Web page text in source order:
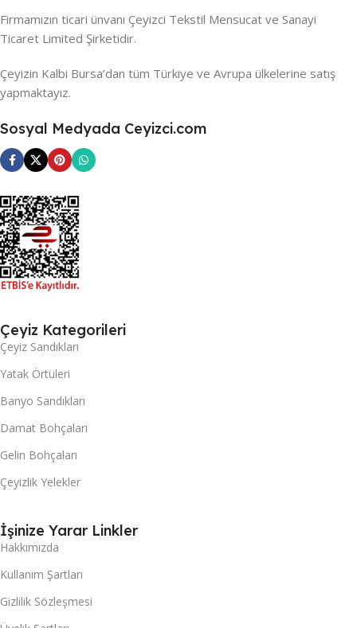
Firmamızın ticari ünvanı Çeyizci Tekstil Mensucat ve Sanayi
Ticaret Limited Şirketidir.
Çeyizin Kalbi Bursa’dan tüm Türkiye ve Avrupa ülkelerine satış
yapmaktayız.
Sosyal Medyada Ceyizci.com
Çeyiz Kategorileri
Çeyiz Sandıkları
Yatak Örtüleri
Banyo Sandıkları
Damat Bohçaları
Gelin Bohçaları
Çeyizlik Yelekler
İşinize Yarar Linkler
Hakkımızda
Kullanım Şartları
Gizlilik Sözleşmesi